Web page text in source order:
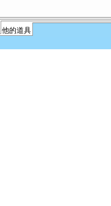
他的道具